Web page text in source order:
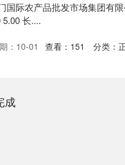
国际农产品批发市场集团有
长....
：10-01 查看： 151 分类：
成